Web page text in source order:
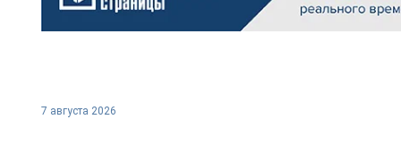
7 августа 2026